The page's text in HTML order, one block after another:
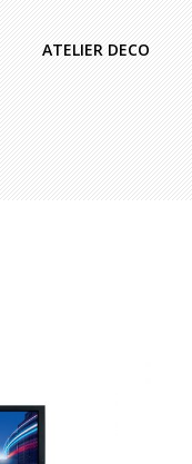
ATELIER DECO